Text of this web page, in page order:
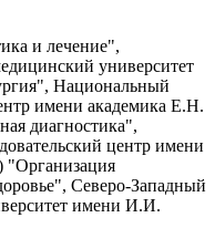
и лечение",
университет
Национальный
имени академика Е.Н.
диагностика",
центр имени
"Организация
Северо-Западный
имени И.И.